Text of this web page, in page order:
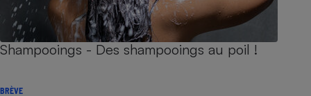
Shampooings - Des shampooings au poil !
BRÈVE